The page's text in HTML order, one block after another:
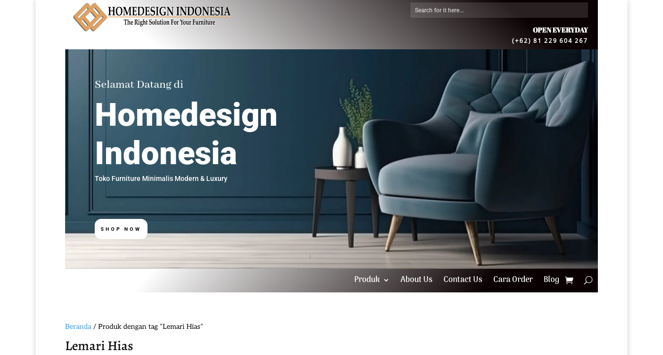
OPEN EVERYDAY
(+62) 81 229 604 267
Selamat Datang di
Homedesign
Indonesia
Toko Furniture Minimalis Modern & Luxury
SHOP NOW
Produk About Us Contact Us Cara Order Blog
Beranda / Produk dengan tag “Lemari Hias”
Lemari Hias